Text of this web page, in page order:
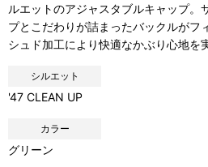
ルエットのアジャスタブルキャップ。
プとこだわりが詰まったバックルがフ
シュド加工により快適なかぶり心地を
シルエット
'47 CLEAN UP
カラー
グリーン